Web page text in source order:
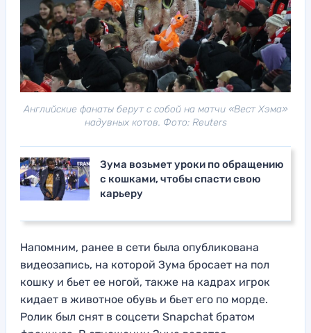
Английские фанаты берут с собой на матчи «Вест Хэма»
надувных котов. Фото: Reuters
Зума возьмет уроки по обращению
с кошками, чтобы спасти свою
карьеру
Напомним, ранее в сети была опубликована
видеозапись, на которой Зума бросает на пол
кошку и бьет ее ногой, также на кадрах игрок
кидает в животное обувь и бьет его по морде.
Ролик был снят в соцсети Snapchat братом